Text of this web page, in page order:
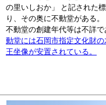
の里いしおか」 と記された
り、その奥に不動堂がある。
不動堂の創建年代等は不詳
動堂には石岡市指定文化財
王坐像が安置されている。